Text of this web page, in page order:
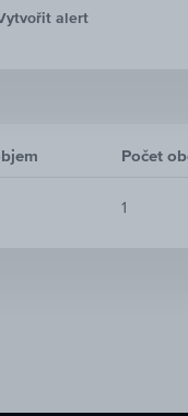
alert
Počet
1